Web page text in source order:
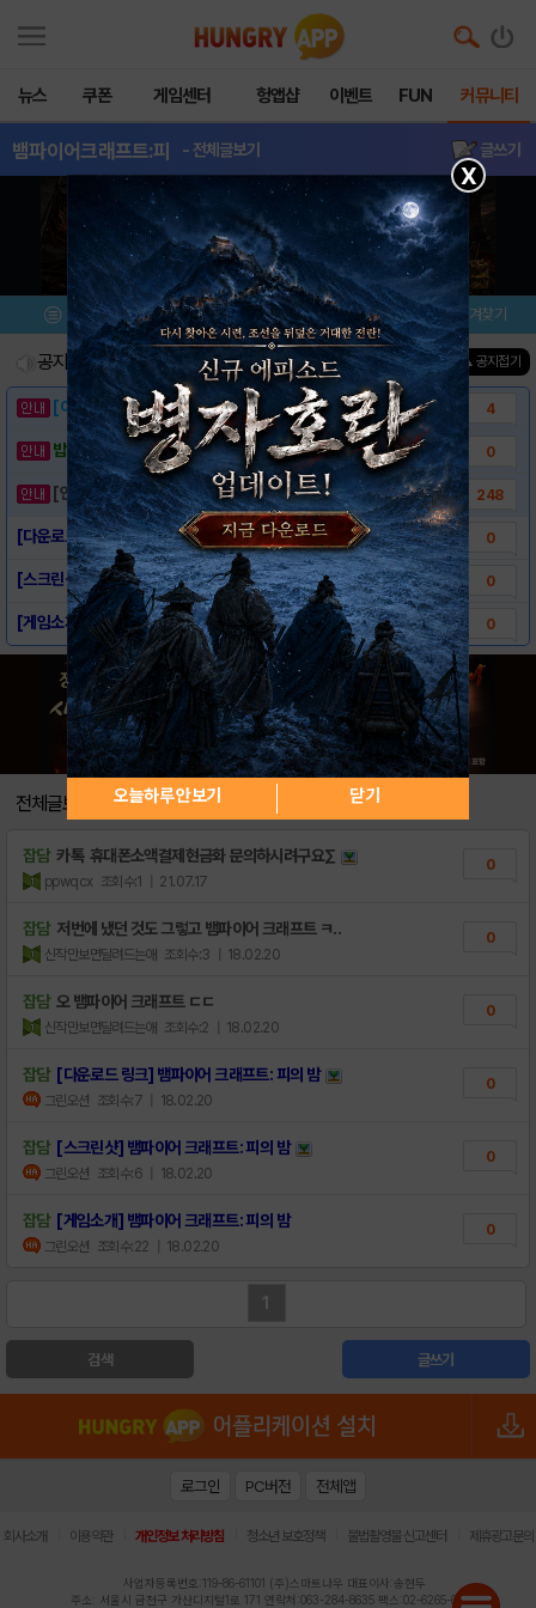
뉴스 쿠폰 게임센터 헝앱샵 이벤트 FUN 커뮤니티
뱀파이어크래프트:피 - 전체글보기 글쓰기
메뉴 이벤트/미션 설치/평가 즐겨찾기
공지사항 진행중인 이벤트0 ▲ 공지접기
[이벤트] 웃음으로 매일매일 해피! 유머 게시.. 4
밥알이의 헝앱통신 ⑲ “밥알이, 드디어 멀티를.. 0
[안내] 헝그리앱 필수 상식! 밥알 획득 안내.. 248
[다운로드 링크] 뱀파이어 크래프트: 피의 밤 0
[스크린샷] 뱀파이어 크래프트: 피의 밤 0
[게임소개] 뱀파이어 크래프트: 피의 밤 0
전체글보기
잡담 카톡 휴대폰소액결제현금화 문의하시려구요∑
ppwqcx 조회수:1 | 21.07.17
0
잡담 저번에 냈던 것도 그렇고 뱀파이어 크래프트 ㅋ..
신작만보면달려드는애 조회수:3 | 18.02.20
0
잡담 오 뱀파이어 크래프트 ㄷㄷ
신작만보면달려드는애 조회수:2 | 18.02.20
0
잡담 [다운로드 링크] 뱀파이어 크래프트: 피의 밤
그린오션 조회수:7 | 18.02.20
0
잡담 [스크린샷] 뱀파이어 크래프트: 피의 밤
그린오션 조회수:6 | 18.02.20
0
잡담 [게임소개] 뱀파이어 크래프트: 피의 밤
그린오션 조회수:22 | 18.02.20
0
1
검색 글쓰기
X
오늘하루 안보기 닫기
로그인 PC버전 전체앱
회사소개 이용약관 개인정보 처리방침 청소년 보호정책 불법촬영물 신고센터 제휴광고문의
사업자등록번호:119-86-61101 (주)스마트나우 대표이사:송현두
주소: 서울시 금천구 가산디지털1로 171 연락처:063-284-8635 팩스:02-6265-0377